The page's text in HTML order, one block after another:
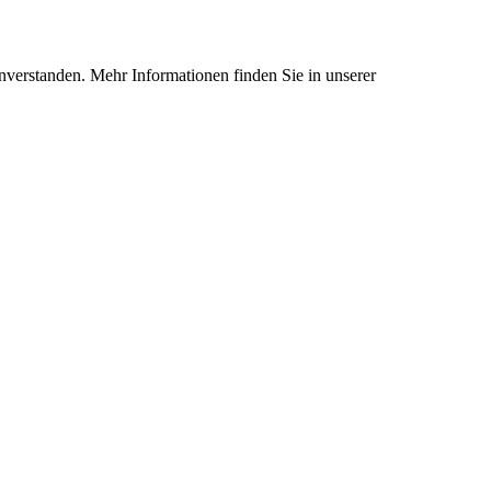
Mehr Informationen finden Sie in unserer